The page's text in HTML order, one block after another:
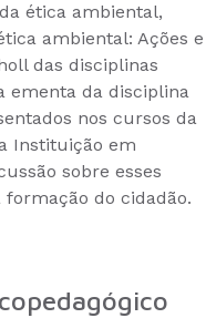
ética ambiental,
ambiental: Ações e
das disciplinas
ementa da disciplina
nos cursos da
Instituição em
sobre esses
do cidadão.